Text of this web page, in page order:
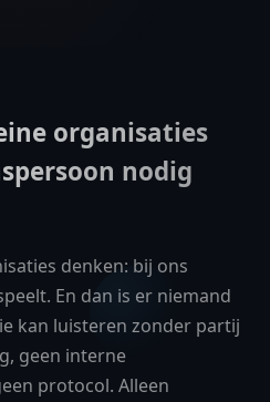
organisaties
nodig
denken: bij ons
En dan is er niemand
kan luisteren zonder partij
geen interne
protocol. Alleen